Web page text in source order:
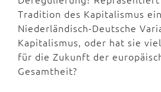
Tradition des Kapitalismus
Niederländisch-Deutsche
Kapitalismus, oder hat sie
für die Zukunft der
Gesamtheit?